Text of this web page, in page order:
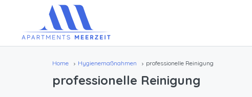
Home Hygienemaßnahmen professionelle Reinigung
professionelle Reinigung